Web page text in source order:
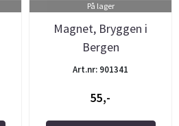
På lager
Magnet, Bryggen i
Bergen
Art.nr: 901341
55,-